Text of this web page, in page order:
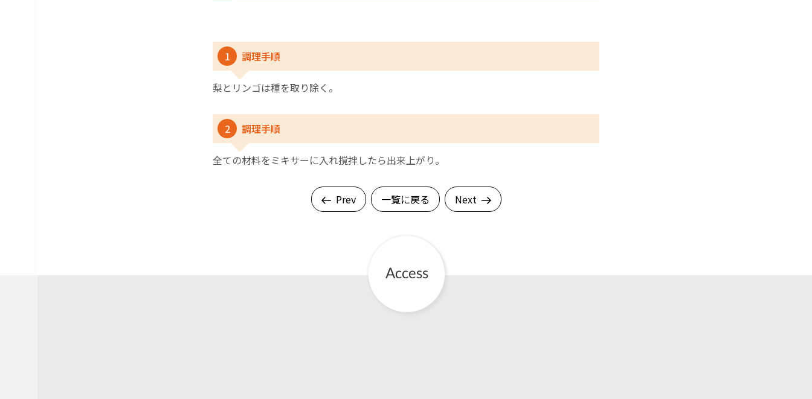
1 調理手順
梨とリンゴは種を取り除く。
2 調理手順
全ての材料をミキサーに入れ撹拌したら出来上がり。
Prev 一覧に戻る Next